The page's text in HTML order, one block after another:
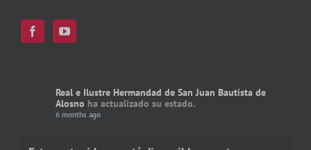
Real e Ilustre Hermandad de San Juan Bautista de
Alosno ha actualizado su estado.
6 months ago